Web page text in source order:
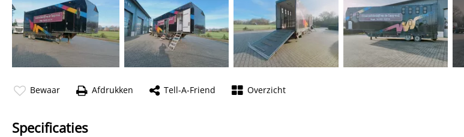
Bewaar Afdrukken Tell-A-Friend Overzicht
Specificaties